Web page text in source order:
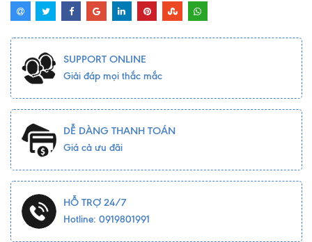
SUPPORT ONLINE
Giải đáp mọi thắc mắc
DỄ DÀNG THANH TOÁN
Giá cả ưu đãi
HỖ TRỢ 24/7
Hotline: 0919801991